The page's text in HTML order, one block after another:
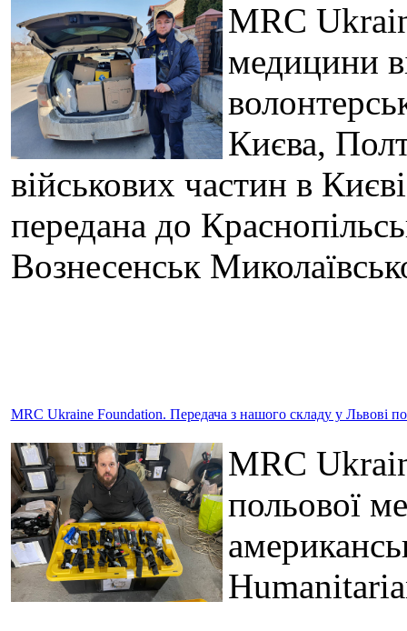
MRC
медицини
Києва,
військових частин в
передана до
Вознесенськ
MRC Ukraine Foundation. Передача з нашого складу у Львові
MRC
польової